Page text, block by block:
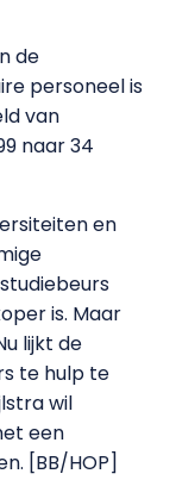
de
personeel is
van
naar 34
en
is. Maar
lijkt de
te hulp te
wil
een
[BB/HOP]